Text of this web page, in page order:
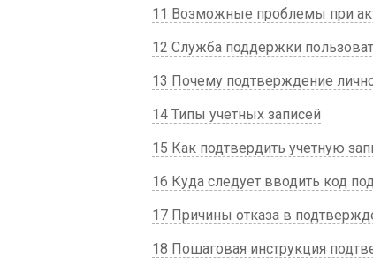
11 Возможные проблемы при
12 Служба поддержки
13 Почему подтверждение
14 Типы учетных записей
15 Как подтвердить учетную
16 Куда следует вводить код
17 Причины отказа в
18 Пошаговая инструкция